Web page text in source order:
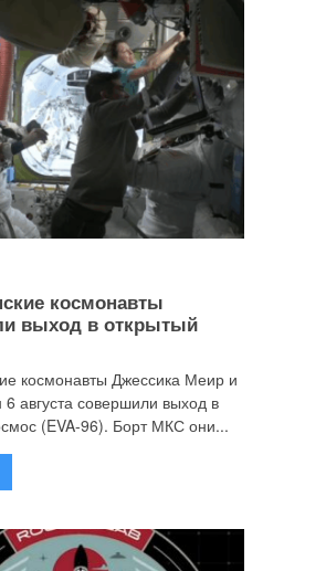
космонавты
выход в открытый
космонавты Джессика Меир и
августа совершили выход в
(EVA-96). Борт МКС они...